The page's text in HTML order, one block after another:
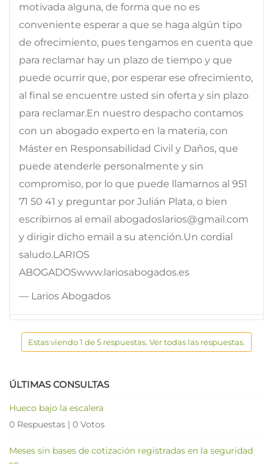
motivada alguna, de forma que no es
conveniente esperar a que se haga algún tipo
de ofrecimiento, pues tengamos en cuenta que
para reclamar hay un plazo de tiempo y que
puede ocurrir que, por esperar ese ofrecimiento,
al final se encuentre usted sin oferta y sin plazo
para reclamar.En nuestro despacho contamos
con un abogado experto en la materia, con
Máster en Responsabilidad Civil y Daños, que
puede atenderle personalmente y sin
compromiso, por lo que puede llamarnos al 951
71 50 41 y preguntar por Julián Plata, o bien
escribirnos al email abogadoslarios@gmail.com
y dirigir dicho email a su atención.Un cordial
saludo.LARIOS
ABOGADOSwww.lariosabogados.es
— Larios Abogados
Estas viendo 1 de 5 respuestas. Ver todas las respuestas.
ÚLTIMAS CONSULTAS
Hueco bajo la escalera
0 Respuestas | 0 Votos
Meses sin bases de cotización registradas en la seguridad